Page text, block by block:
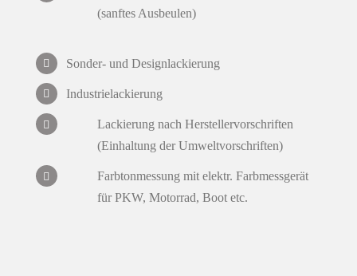
(sanftes Ausbeulen)
Sonder- und Designlackierung
Industrielackierung
Lackierung nach Herstellervorschriften
(Einhaltung der Umweltvorschriften)
Farbtonmessung mit elektr. Farbmessgerät
für PKW, Motorrad, Boot etc.